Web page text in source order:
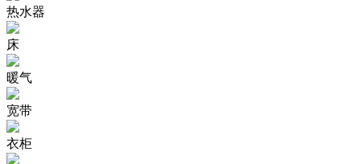
热水器
床
暖气
宽带
衣柜